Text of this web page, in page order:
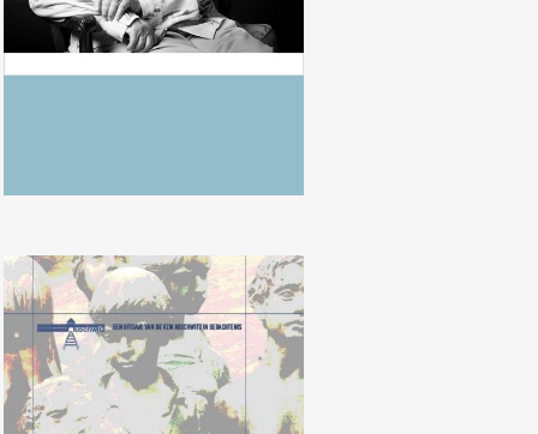
Christine Willems, “12 jaar oud zijn
in 1940”